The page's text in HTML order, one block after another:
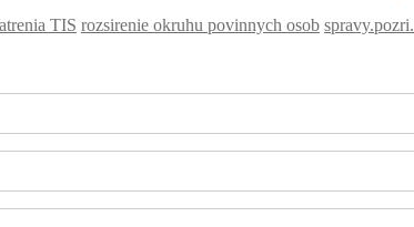
TIS rozsirenie okruhu povinnych osob